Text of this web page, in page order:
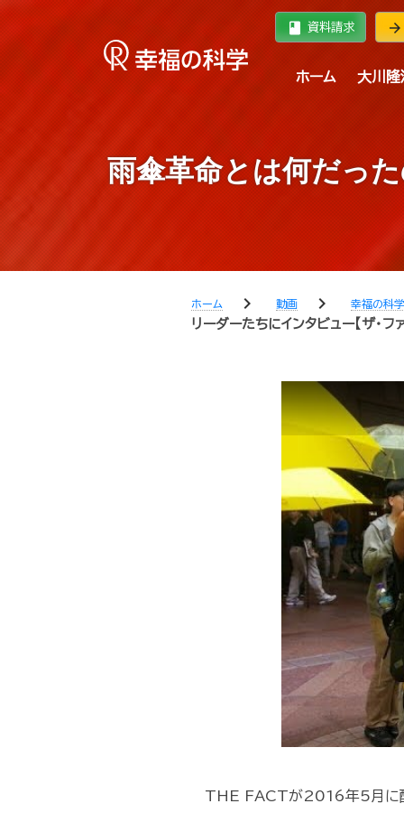
book 資料請求 arrow_forward
ホーム 大川隆
雨傘革命とは何だっ
ホーム chevron_right 動画 chevron_right 幸福の科
リーダーたちにインタビュー【ザ・ファ
THE FACTが2016年5月に